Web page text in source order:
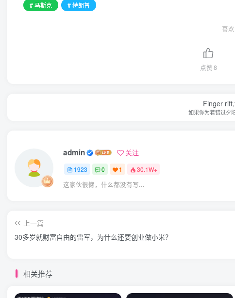
# 马斯克
# 特朗普
喜
点赞8
Finger
如果你为着错过夕
admin 关注
1923 0 1 30.1W+
这家伙很懒，什么都没有写...
上一篇
30多岁就财富自由的雷军，为什么还要创业做小米？
相关推荐